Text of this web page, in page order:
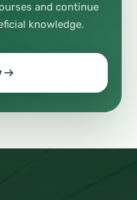
and continue
knowledge.